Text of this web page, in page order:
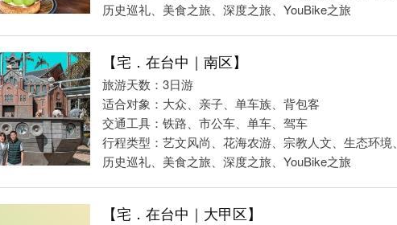
历史巡礼、美食之旅、深度之旅、YouBike之旅
【宅．在台中｜南区】
旅游天数：3日游
适合对象：大众、亲子、单车族、背包客
交通工具：铁路、市公车、单车、驾车
行程类型：艺文风尚、花海农游、宗教人文、生态环境、
历史巡礼、美食之旅、深度之旅、YouBike之旅
【宅．在台中｜大甲区】